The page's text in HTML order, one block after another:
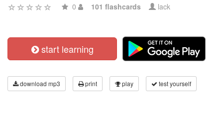
0 101 flashcards lack
start learning
download mp3 print play test yourself